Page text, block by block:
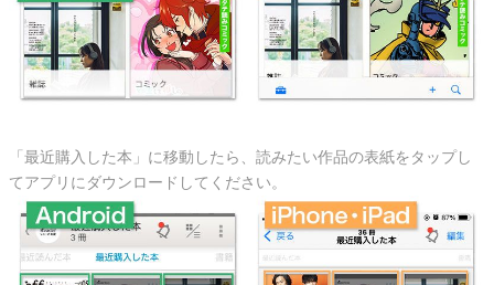
「最近購入した本」に移動したら、読みたい作品の表紙をタップし
てアプリにダウンロードしてください。